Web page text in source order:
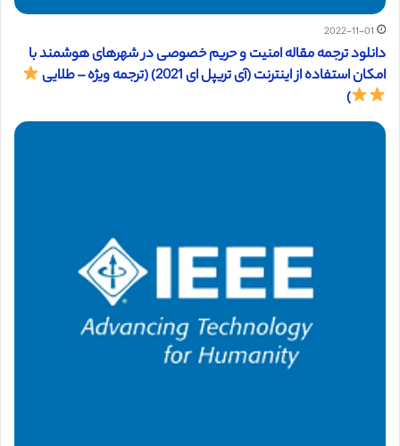
2022-11-01
دانلود ترجمه مقاله امنیت و حریم خصوصی در شهرهای هوشمند با
امکان استفاده از اینترنت (آی تریپل ای 2021) (ترجمه ویژه – طلایی
)